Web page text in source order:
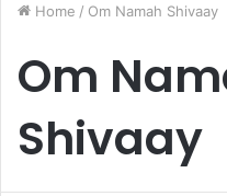
Home / Om Namah Shivaay
Om
Shivaay